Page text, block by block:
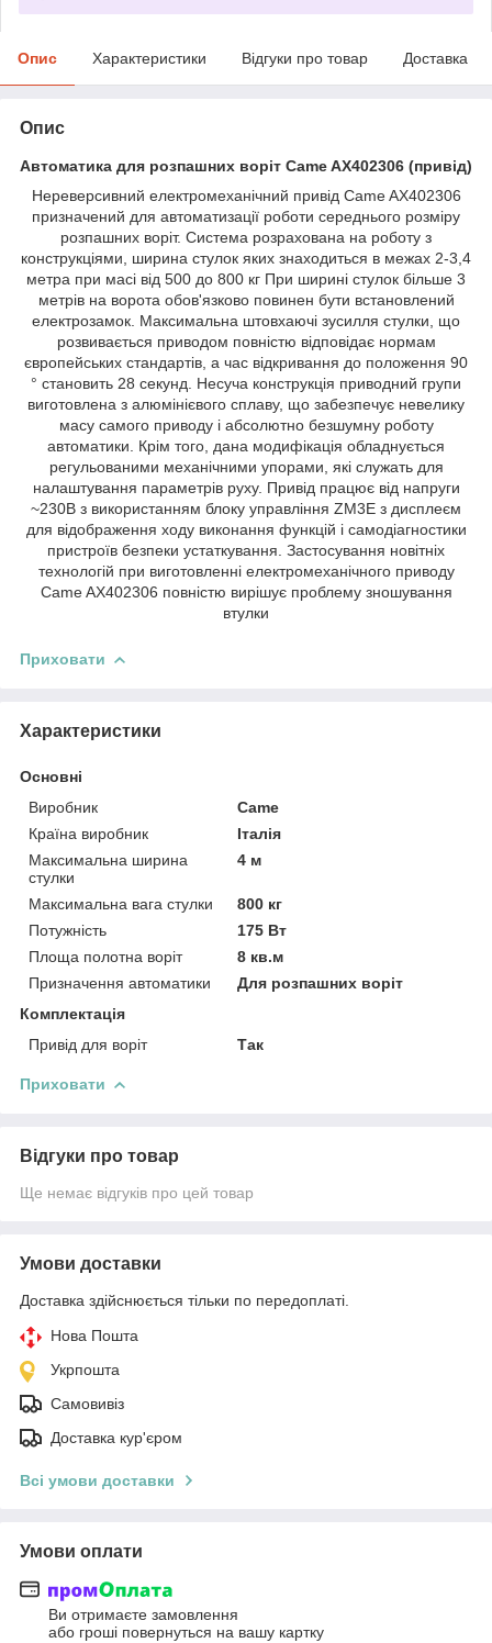
Опис Характеристики Відгуки про товар Доставка
Опис
Автоматика для розпашних воріт Came AX402306 (привід)
Нереверсивний електромеханічний привід Came AX402306
призначений для автоматизації роботи середнього розміру
розпашних воріт. Система розрахована на роботу з
конструкціями, ширина стулок яких знаходиться в межах 2-3,4
метра при масі від 500 до 800 кг При ширині стулок більше 3
метрів на ворота обов'язково повинен бути встановлений
електрозамок. Максимальна штовхаючі зусилля стулки, що
розвивається приводом повністю відповідає нормам
європейських стандартів, а час відкривання до положення 90
° становить 28 секунд. Несуча конструкція приводний групи
виготовлена з алюмінієвого сплаву, що забезпечує невелику
масу самого приводу і абсолютно безшумну роботу
автоматики. Крім того, дана модифікація обладнується
регульованими механічними упорами, які служать для
налаштування параметрів руху. Привід працює від напруги
~230В з використанням блоку управління ZM3E з дисплеєм
для відображення ходу виконання функцій і самодіагностики
пристроїв безпеки устаткування. Застосування новітніх
технологій при виготовленні електромеханічного приводу
Came AX402306 повністю вирішує проблему зношування
втулки
Приховати
Характеристики
Основні
Виробник
Came
Країна виробник
Італія
Максимальна ширина
стулки
4 м
Максимальна вага стулки
800 кг
Потужність
175 Вт
Площа полотна воріт
8 кв.м
Призначення автоматики
Для розпашних воріт
Комплектація
Привід для воріт
Так
Приховати
Відгуки про товар
Ще немає відгуків про цей товар
Умови доставки
Доставка здійснюється тільки по передоплаті.
Нова Пошта
Укрпошта
Самовивіз
Доставка кур'єром
Всі умови доставки
Умови оплати
Ви отримаєте замовлення
або гроші повернуться на вашу картку